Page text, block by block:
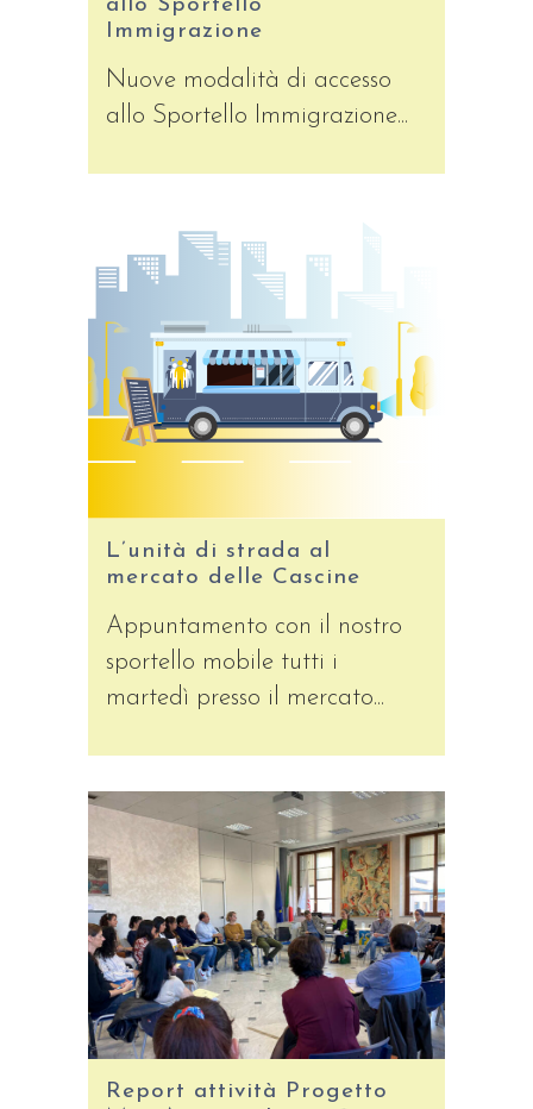
allo Sportello
Immigrazione
Nuove modalità di accesso
allo Sportello Immigrazione...
L’unità di strada al
mercato delle Cascine
Appuntamento con il nostro
sportello mobile tutti i
martedì presso il mercato...
Report attività Progetto